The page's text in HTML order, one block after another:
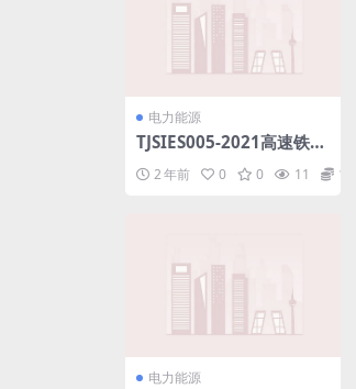
电力能源
TJSIES005-2021高速铁路
用高效节能LED隧道照明
灯具.pdf
2 年前 0 0 11 1.98
电力能源